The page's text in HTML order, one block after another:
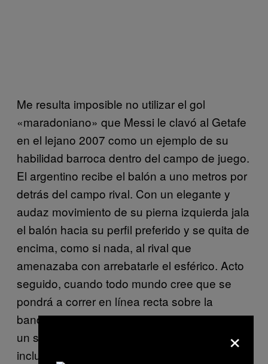
Me resulta imposible no utilizar el gol
«maradoniano» que Messi le clavó al Getafe
en el lejano 2007 como un ejemplo de su
habilidad barroca dentro del campo de juego.
El argentino recibe el balón a uno metros por
detrás del campo rival. Con un elegante y
audaz movimiento de su pierna izquierda jala
el balón hacia su perfil preferido y se quita de
encima, como si nada, al rival que
amenazaba con arrebatarle el esférico. Acto
seguido, cuando todo mundo cree que se
pondrá a correr en línea recta sobre la
banda, «la pulga» se frena, le pinta la cara a
un segundo jugador con todo y un caño
incluido, y entonces mete segunda, tercera,×